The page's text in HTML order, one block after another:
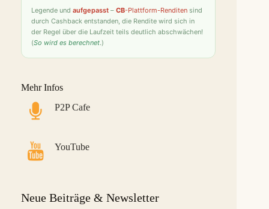
27 PeerBerry 9,2 %
28
31
32 Savy
Legende und aufgepasst – CB-Plattform-Renditen sind
durch Cashback entstanden, die Rendite wird sich in
der Regel über die Laufzeit teils deutlich abschwächen!
(So wird es berechnet.)
Mehr Infos
P2P Cafe
YouTube
Neue Beiträge & Newsletter